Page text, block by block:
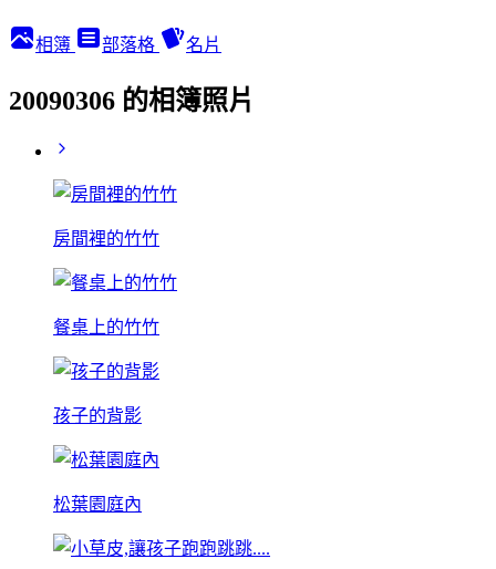
相簿 部落格 名片
20090306 的相簿照片
房間裡的竹竹
餐桌上的竹竹
孩子的背影
松葉園庭內